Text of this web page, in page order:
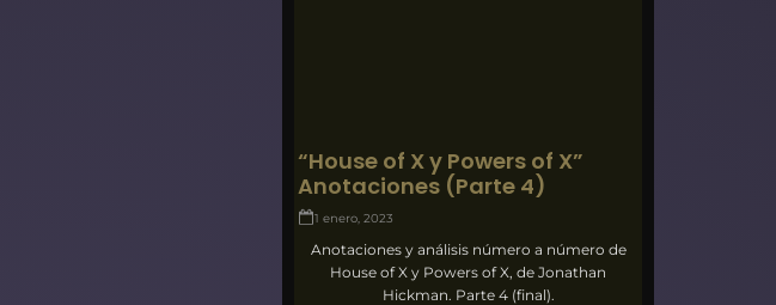
“House of X y Powers of X”
Anotaciones (Parte 4)
1 enero, 2023
Anotaciones y análisis número a número de
House of X y Powers of X, de Jonathan
Hickman. Parte 4 (final).